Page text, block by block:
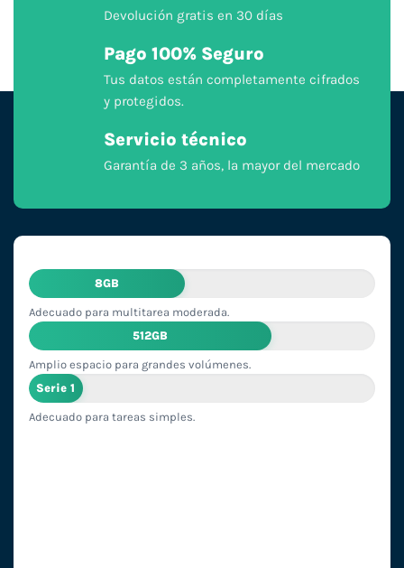
Devolución gratis en 30 días
Pago 100% Seguro
Tus datos están completamente cifrados
y protegidos.
Servicio técnico
Garantía de 3 años, la mayor del mercado
8GB
Adecuado para multitarea moderada.
512GB
Amplio espacio para grandes volúmenes.
Serie 1
Adecuado para tareas simples.